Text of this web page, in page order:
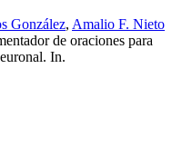
González, Amalio F. Nieto
de oraciones para
In.